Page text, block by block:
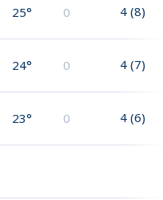
25° 0 4 (8)
24° 0 4 (7)
23° 0 4 (6)